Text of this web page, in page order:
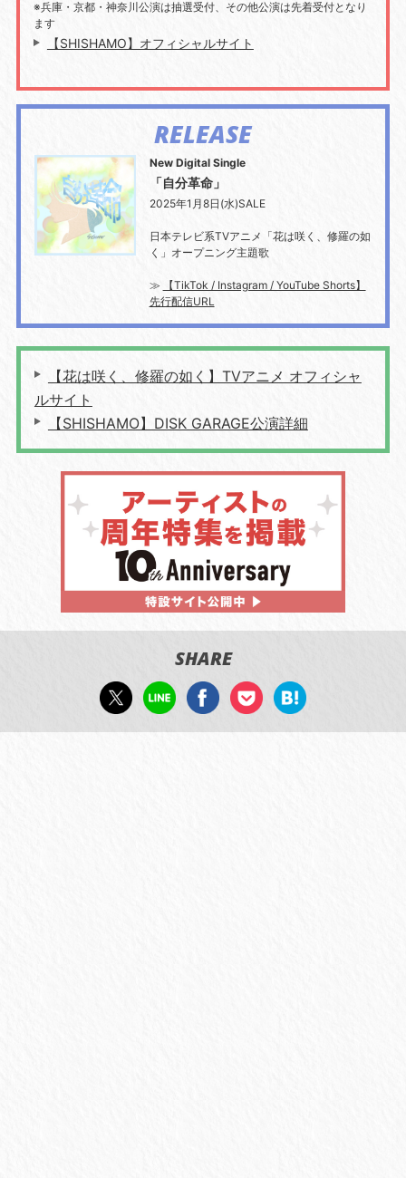
※兵庫・京都・神奈川公演は抽選受付、その他公演は先着受付となり
ます
【SHISHAMO】オフィシャルサイト
RELEASE
New Digital Single
「自分革命」
2025年1月8日(水)SALE
日本テレビ系TVアニメ「花は咲く、修羅の如
く」オープニング主題歌
≫
【TikTok / Instagram / YouTube Shorts】
先行配信URL
【花は咲く、修羅の如く】TVアニメ オフィシャ
ルサイト
【SHISHAMO】DISK GARAGE公演詳細
SHARE